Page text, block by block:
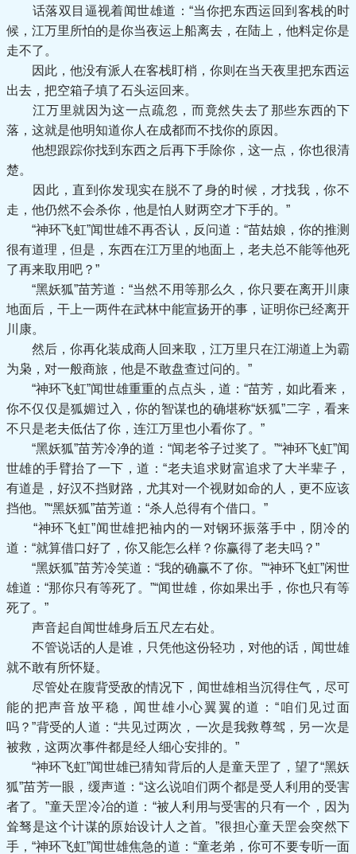
话落双目逼视着闻世雄道：“当你把东西运回到客栈的时
候，江万里所怕的是你当夜运上船离去，在陆上，他料定你是
走不了。
因此，他没有派人在客栈盯梢，你则在当天夜里把东西运
出去，把空箱子填了石头运回来。
江万里就因为这一点疏忽，而竟然失去了那些东西的下
落，这就是他明知道你人在成都而不找你的原因。
他想跟踪你找到东西之后再下手除你，这一点，你也很清
楚。
因此，直到你发现实在脱不了身的时候，才找我，你不
走，他仍然不会杀你，他是怕人财两空才下手的。”
“神环飞虹”闻世雄不再否认，反问道：“苗姑娘，你的推测
很有道理，但是，东西在江万里的地面上，老夫总不能等他死
了再来取用吧？”
“黑妖狐”苗芳道：“当然不用等那么久，你只要在离开川康
地面后，干上一两件在武林中能宣扬开的事，证明你已经离开
川康。
然后，你再化装成商人回来取，江万里只在江湖道上为霸
为枭，对一般商旅，他是不敢盘查过问的。”
“神环飞虹”闻世雄重重的点点头，道：“苗芳，如此看来，
你不仅仅是狐媚过入，你的智谋也的确堪称“妖狐”二字，看来
不只是老夫低估了你，连江万里也小看你了。”
“黑妖狐”苗芳冷净的道：“闻老爷子过奖了。”“神环飞虹”闻
世雄的手臂抬了一下，道：“老夫追求财富追求了大半辈子，
有道是，好汉不挡财路，尤其对一个视财如命的人，更不应该
挡他。”“黑妖狐”苗芳道：“杀人总得有个借口。”
“神环飞虹”闻世雄把袖内的一对钢环振落手中，阴冷的
道：“就算借口好了，你又能怎么样？你赢得了老夫吗？”
“黑妖狐”苗芳冷笑道：“我的确赢不了你。”“神环飞虹”闲世
雄道：“那你只有等死了。”“闻世雄，你如果出手，你也只有等
死了。”
声音起自闻世雄身后五尺左右处。
不管说话的人是谁，只凭他这份轻功，对他的话，闻世雄
就不敢有所怀疑。
尽管处在腹背受敌的情况下，闻世雄相当沉得住气，尽可
能的把声音放平稳，闻世雄小心翼翼的道：“咱们见过面
吗？”背受的人道：“共见过两次，一次是我救尊驾，另一次是
被救，这两次事件都是经人细心安排的。”
“神环飞虹”闻世雄已猜知背后的人是童天罡了，望了“黑妖
狐”苗芳一眼，缓声道：“这么说咱们两个都是受人利用的受害
者了。”童天罡冷冶的道：“被人利用与受害的只有一个，因为
耸驽是这个计谋的原始设计人之首。”很担心童天罡会突然下
手，“神环飞虹”闻世雄焦急的道：“童老弟，你可不要专听一面